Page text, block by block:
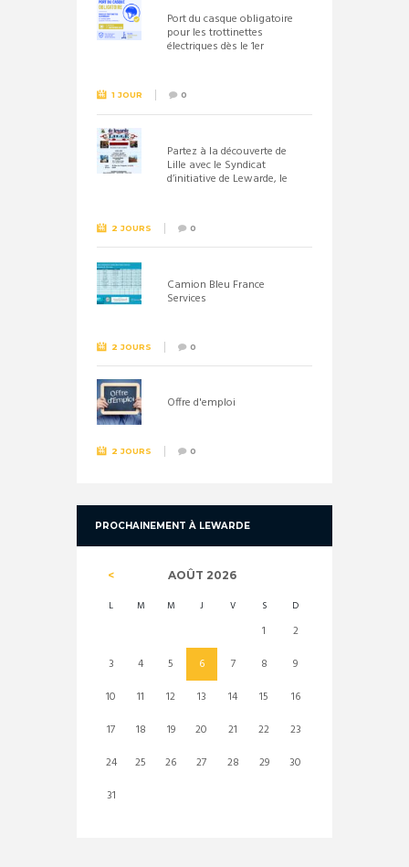
Port du casque obligatoire
pour les trottinettes
électriques dès le 1er
1 JOUR 0
Partez à la découverte de
Lille avec le Syndicat
d’initiative de Lewarde, le
2 JOURS 0
Camion Bleu France
Services
2 JOURS 0
Offre d'emploi
2 JOURS 0
PROCHAINEMENT À LEWARDE
AOÛT 2026
L M M J V S D
1
2
3
4 5 6 7 8
9
10
11 12 13 14 15
16
17
18 19 20 21 22
23
24
25 26 27 28 29
30
31